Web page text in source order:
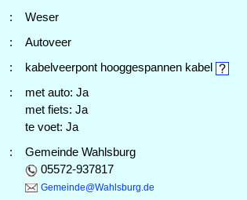
:
Weser
:
Autoveer
:
kabelveerpont hooggespannen kabel
:
met auto: Ja
met fiets: Ja
te voet: Ja
:
Gemeinde Wahlsburg
05572-937817
Gemeinde@Wahlsburg.de